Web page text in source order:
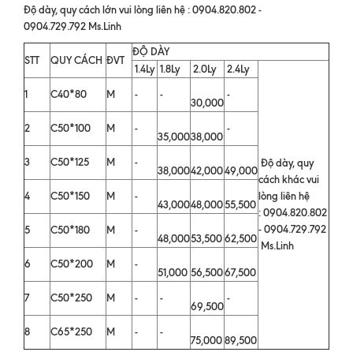
Độ dày, quy cách lớn vui lòng liên hệ : 0904.820.802 -
0904.729.792 Ms.Linh
STT QUY CÁCH ĐVT
ĐỘ DÀY
1.4Ly 1.8Ly 2.0Ly 2.4Ly
Độ dày, quy
cách khác vui
lòng liên hệ
: 0904.820.802
- 0904.729.792
Ms.Linh
1 C40*80 M - -
30,000
-
2 C50*100 M -
35,00038,000
-
3 C50*125 M -
38,00042,00049,000
4
C50*150 M -
43,00048,00055,500
5
C50*180 M -
48,00053,50062,500
6
C50*200 M -
51,000 56,50067,500
7
C50*250 M - -
69,500
-
8 C65*250 M - -
75,00089,500